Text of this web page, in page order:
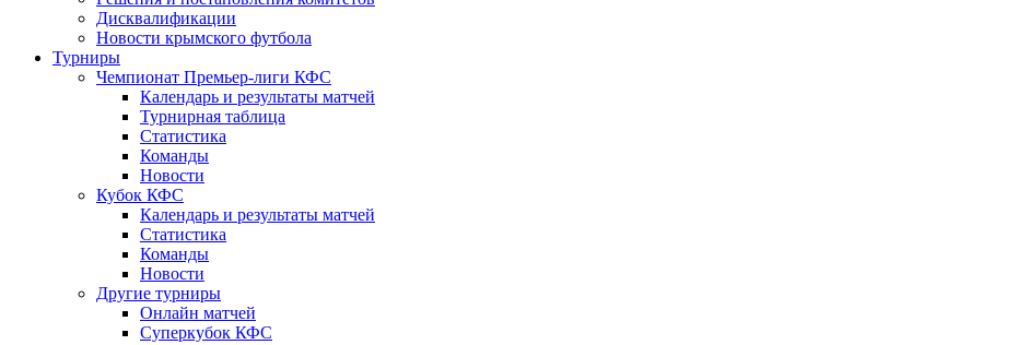
Дисквалификации
Новости крымского футбола
Турниры
Чемпионат Премьер-лиги КФС
Календарь и результаты матчей
Турнирная таблица
Статистика
Команды
Новости
Кубок КФС
Календарь и результаты матчей
Статистика
Команды
Новости
Другие турниры
Онлайн матчей
Суперкубок КФС